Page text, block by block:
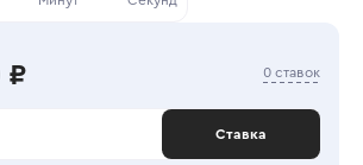
₽ 0 ставок
Ставка